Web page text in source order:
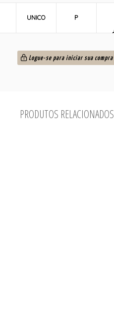
UNICO P
Logue-se para iniciar sua compra
PRODUTOS RELACIONADOS